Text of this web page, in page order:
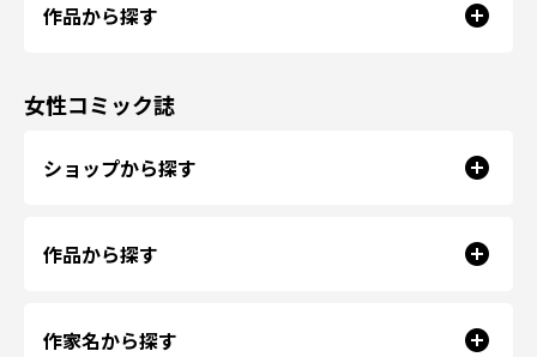
作品から探す
女性コミック誌
ショップから探す
作品から探す
作家名から探す